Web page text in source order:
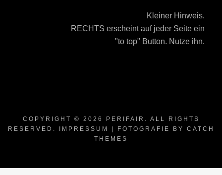
Kleiner Hinweis.
RECHTS erscheint auf jeder Seite ein
"to top" Button. Nutze ihn.
COPYRIGHT © 2026 PERIFAIR . ALL RIGHTS
RESERVED.
IMPRESSUM | FOTOGRAFIE BY CATCH
THEMES